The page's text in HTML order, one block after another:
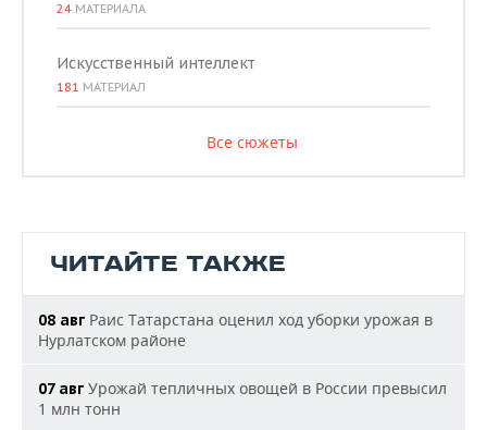
24 МАТЕРИАЛА
Искусственный интеллект
181 МАТЕРИАЛ
Все сюжеты
ЧИТАЙТЕ ТАКЖЕ
08 авг Раис Татарстана оценил ход уборки урожая в
Нурлатском районе
07 авг Урожай тепличных овощей в России превысил
1 млн тонн